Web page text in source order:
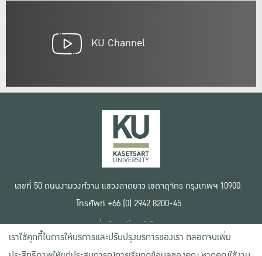
KU Channel
เลขที่ 50 ถนนงามวงศ์วาน แขวงลาดยาว เขตจตุจักร กรุงเทพฯ 10900
โทรศัพท์ +66 (0) 2942 8200-45
เงื่อนไขการใช้งานเว็บไซต์
ข้อตกลงด้านสิทธิ์ใช้งาน
นโยบายความเป็นส่วนตัว
เราใช้คุกกี้ในการให้บริการและปรับปรุงบริการของเรา ตลอดจนเพิ่ม